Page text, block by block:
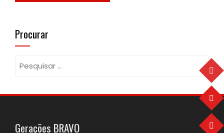
Procurar
Pesquisar
Gerações BRAVO